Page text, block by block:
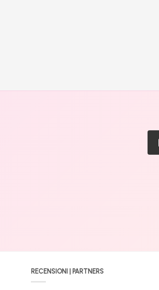
RECENSIONI | PARTNERS